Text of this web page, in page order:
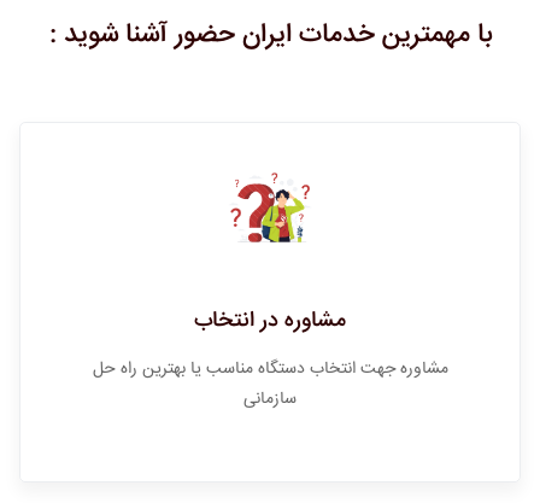
با مهمترین خدمات ایران حضور آشنا شوید :
مشاوره در انتخاب
مشاوره جهت انتخاب دستگاه مناسب یا بهترین راه حل
سازمانی